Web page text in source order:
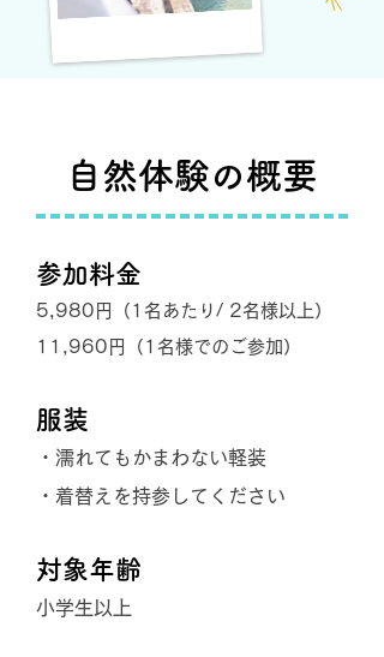
自然体験の概要
参加料金
5,980円（1名あたり/ 2名様以上）
11,960円（1名様でのご参加）
服装
・濡れてもかまわない軽装
・着替えを持参してください
対象年齢
小学生以上